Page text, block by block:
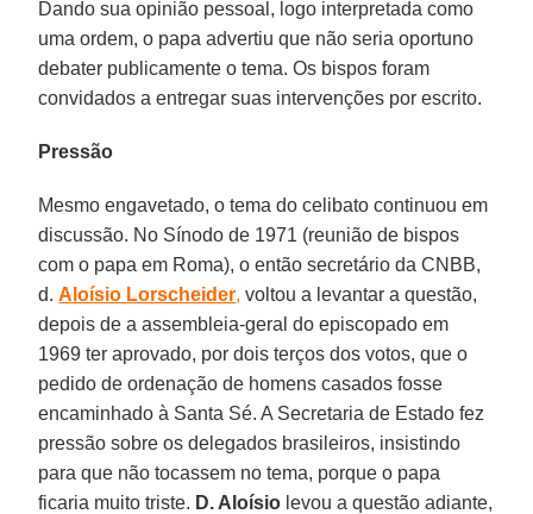
Dando sua opinião pessoal, logo interpretada como
uma ordem, o papa advertiu que não seria oportuno
debater publicamente o tema. Os bispos foram
convidados a entregar suas intervenções por escrito.
Pressão
Mesmo engavetado, o tema do celibato continuou em
discussão. No Sínodo de 1971 (reunião de bispos
com o papa em Roma), o então secretário da CNBB,
d.Aloísio Lorscheider, voltou a levantar a questão,
depois de a assembleia-geral do episcopado em
1969 ter aprovado, por dois terços dos votos, que o
pedido de ordenação de homens casados fosse
encaminhado à Santa Sé. A Secretaria de Estado fez
pressão sobre os delegados brasileiros, insistindo
para que não tocassem no tema, porque o papa
ficaria muito triste. D. Aloísio levou a questão adiante,